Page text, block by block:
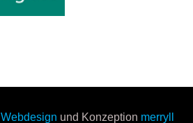
Webdesign und Konzeption merryll